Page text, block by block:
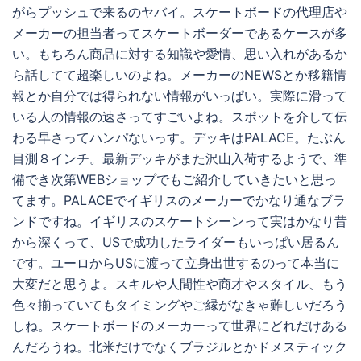
がらプッシュで来るのヤバイ。スケートボードの代理店や
メーカーの担当者ってスケートボーダーであるケースが多
い。もちろん商品に対する知識や愛情、思い入れがあるか
ら話してて超楽しいのよね。メーカーのNEWSとか移籍情
報とか自分では得られない情報がいっぱい。実際に滑って
いる人の情報の速さってすごいよね。スポットを介して伝
わる早さってハンパないっす。デッキはPALACE。たぶん
目測８インチ。最新デッキがまた沢山入荷するようで、準
備でき次第WEBショップでもご紹介していきたいと思っ
てます。PALACEでイギリスのメーカーでかなり通なブラ
ンドですね。イギリスのスケートシーンって実はかなり昔
から深くって、USで成功したライダーもいっぱい居るん
です。ユーロからUSに渡って立身出世するのって本当に
大変だと思うよ。スキルや人間性や商才やスタイル、もう
色々揃っていてもタイミングやご縁がなきゃ難しいだろう
しね。スケートボードのメーカーって世界にどれだけある
んだろうね。北米だけでなくブラジルとかドメスティック